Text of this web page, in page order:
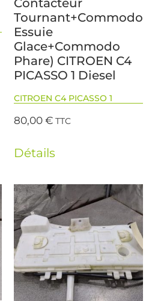
Contacteur
Tournant+Commodo
Essuie
Glace+Commodo
Phare) CITROEN C4
PICASSO 1 Diesel
CITROEN C4 PICASSO 1
80,00€ TTC
Détails